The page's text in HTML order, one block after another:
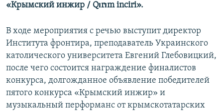
«Крымский инжир / Qırım inciri».
В ходе мероприятия с речью выступит директор
Института фронтира, преподаватель Украинского
католического университета Евгений Глебовицкий,
после чего состоится награждение финалистов
конкурса, долгожданное объявление победителей
пятого конкурса «Крымский инжир» и
музыкальный перформанс от крымскотатарских